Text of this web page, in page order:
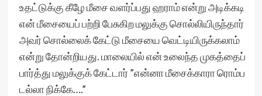
உதட்டுக்கு கீழே மீசை வளர்ப்பது ஹராம் என்று அடிக்கடி
என் மீசையைப் பற்றி பேசுகிற மலுக்கு சொல்லியிருந்தார்
அவர் சொல்லைக் கேட்டு மீசையை வெட்டியிருக்கலாம்
என்று தோன்றியது. மாலையில் என் உலைந்த முகத்தைப்
பார்த்து மலுக்குக் கேட்டார் ”என்னா மீசைக்காரா ரொம்ப
டல்லா நிக்கே….”